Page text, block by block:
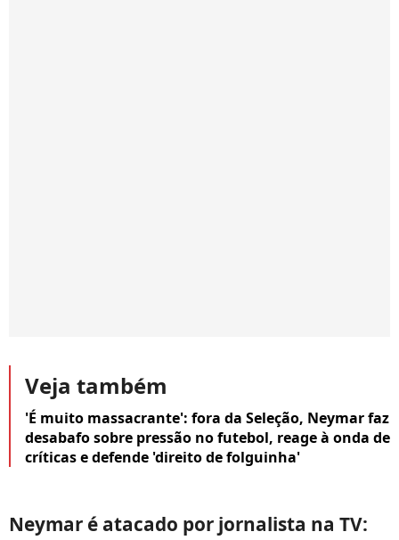
Veja também
'É muito massacrante': fora da Seleção, Neymar faz
desabafo sobre pressão no futebol, reage à onda de
críticas e defende 'direito de folguinha'
Neymar é atacado por jornalista na TV: